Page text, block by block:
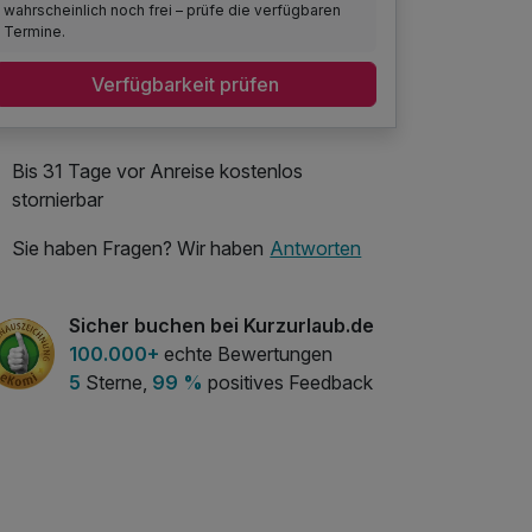
wahrscheinlich noch frei – prüfe die verfügbaren
Termine.
Verfügbarkeit prüfen
Bis 31 Tage vor Anreise kostenlos
stornierbar
Sie haben Fragen? Wir haben Antworten
Sicher buchen bei Kurzurlaub.de
100.000+ echte Bewertungen
5 Sterne, 99 % positives Feedback